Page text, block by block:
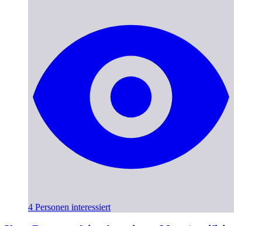
4 Personen interessiert